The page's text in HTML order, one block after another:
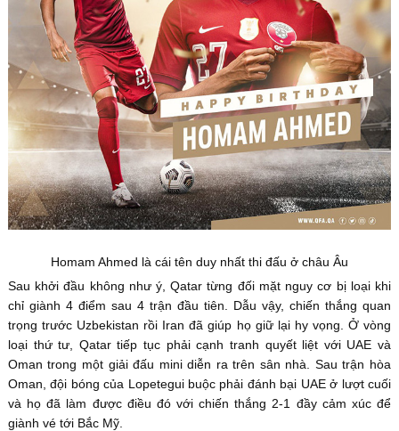
Homam Ahmed là cái tên duy nhất thi đấu ở châu Âu
Sau khởi đầu không như ý, Qatar từng đối mặt nguy cơ bị loại khi
chỉ giành 4 điểm sau 4 trận đầu tiên. Dẫu vậy, chiến thắng quan
trọng trước Uzbekistan rồi Iran đã giúp họ giữ lại hy vọng. Ở vòng
loại thứ tư, Qatar tiếp tục phải cạnh tranh quyết liệt với UAE và
Oman trong một giải đấu mini diễn ra trên sân nhà. Sau trận hòa
Oman, đội bóng của Lopetegui buộc phải đánh bại UAE ở lượt cuối
và họ đã làm được điều đó với chiến thắng 2-1 đầy cảm xúc để
giành vé tới Bắc Mỹ.